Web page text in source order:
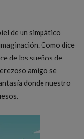
de un simpático
Como dice
de los sueños de
amigo se
donde nuestro